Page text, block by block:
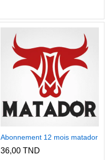
Abonnement 12 mois matador
36,00 TND